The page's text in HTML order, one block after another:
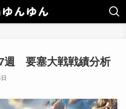
週 要塞大戦戦績分析